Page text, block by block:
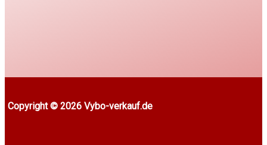
Copyright © 2026 Vybo-verkauf.de